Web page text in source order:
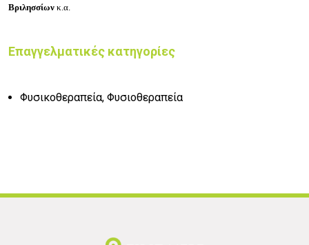
Βριλησσίων κ.α.
Επαγγελματικές κατηγορίες
Φυσικοθεραπεία, Φυσιοθεραπεία